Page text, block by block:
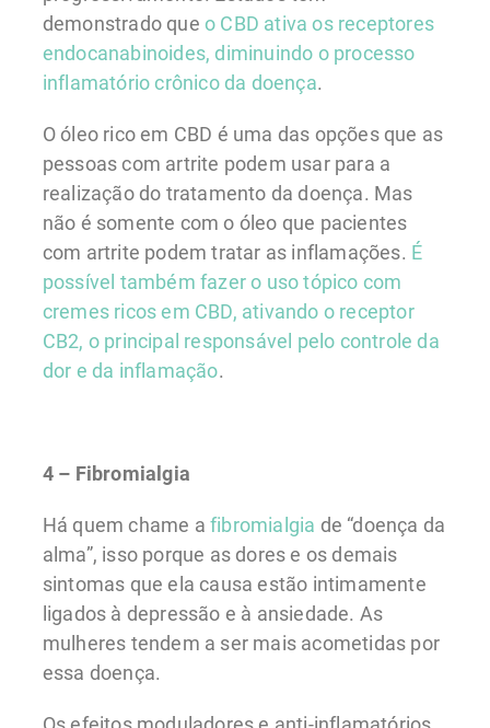
demonstrado que o CBD ativa os receptores
endocanabinoides, diminuindo o processo
inflamatório crônico da doença.
O óleo rico em CBD é uma das opções que as
pessoas com artrite podem usar para a
realização do tratamento da doença. Mas
não é somente com o óleo que pacientes
com artrite podem tratar as inflamações. É
possível também fazer o uso tópico com
cremes ricos em CBD, ativando o receptor
CB2, o principal responsável pelo controle da
dor e da inflamação.
4 – Fibromialgia
Há quem chame a fibromialgia de “doença da
alma”, isso porque as dores e os demais
sintomas que ela causa estão intimamente
ligados à depressão e à ansiedade. As
mulheres tendem a ser mais acometidas por
essa doença.